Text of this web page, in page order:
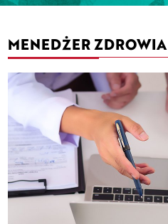
MENEDŻER ZDROWIA